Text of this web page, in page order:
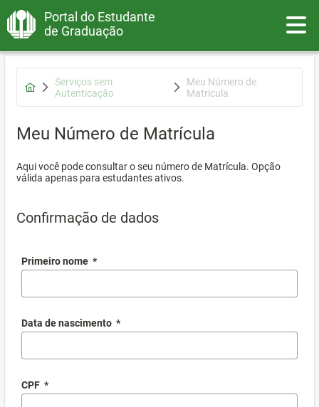
Portal do Estudante
de Graduação
Serviços sem
Autenticação
Meu Número de
Matrícula
Meu Número de Matrícula
Aqui você pode consultar o seu número de Matrícula. Opção
válida apenas para estudantes ativos.
Confirmação de dados
Primeiro nome *
Data de nascimento *
CPF *